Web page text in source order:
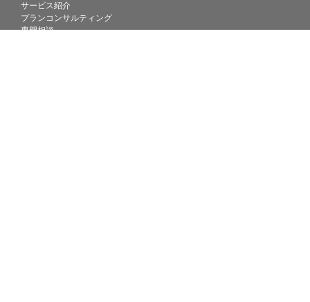
サービス紹介
プランコンサルティング
専門相談